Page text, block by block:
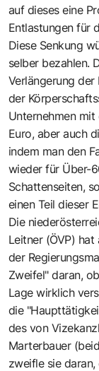
auf dieses eine
Entlastungen für
Diese Senkung
selber bezahlen.
Verlängerung
der
Unternehmen
Euro, aber auch
indem man den
wieder für Über-
Schattenseiten,
einen Teil dieser
Die
Leitner (ÖVP)
der
Zweifel" daran,
Lage wirklich
die
des von
Marterbauer
zweifle sie